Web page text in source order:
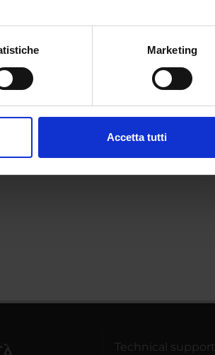
di qualche metro,
sui cookie.
Marketing
Accetta tutti
Technical support